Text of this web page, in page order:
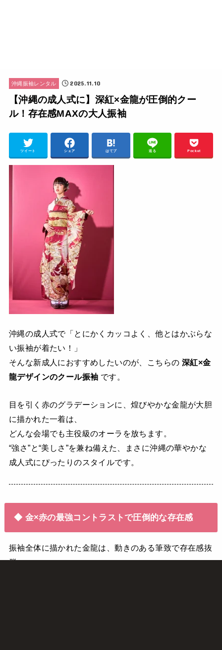
沖縄振袖レンタル 2025.11.10
【沖縄の成人式に】深紅×金龍が圧倒的クー
ル！存在感MAXの大人振袖
ツイート シェア はてブ 送る Pocket
沖縄の成人式で「とにかくカッコよく、他とはかぶらな
い振袖が着たい！」
そんな新成人におすすめしたいのが、こちらの 深紅×金
龍デザインのクール振袖 です。
目を引く赤のグラデーションに、煌びやかな金龍が大胆
に描かれた一着は、
どんな会場でも主役級のオーラを放ちます。
“強さ”と“美しさ”を兼ね備えた、まさに沖縄の華やかな
成人式にぴったりのスタイルです。
◆ 金×赤の最強コントラストで圧倒的な存在感
振袖全体に描かれた金龍は、動きのある筆致で存在感抜
群。